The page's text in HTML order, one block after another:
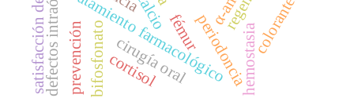
periodoncia
tratamiento farmacológico
fémur
bifosfonato cirugía oral hemostasiacolorantes
defectos intraóseosprevención cortisol